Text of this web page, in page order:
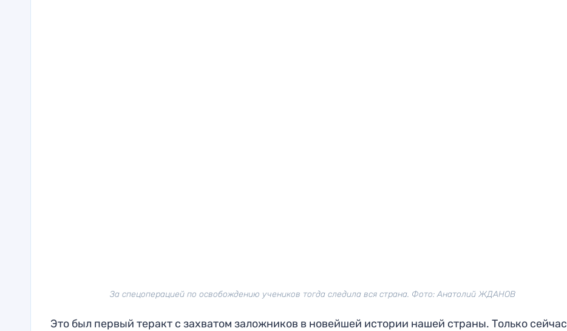
За спецоперацией по освобождению учеников тогда следила вся страна. Фото: Анатолий ЖДАНОВ
Это был первый теракт с захватом заложников в новейшей истории нашей страны. Только сейчас